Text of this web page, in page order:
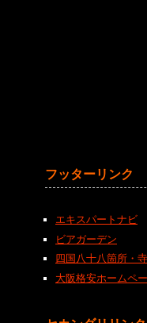
フッターリンク
エキスパートナビ
ビアガーデン
四国八十八箇所・
大阪格安ホームペ